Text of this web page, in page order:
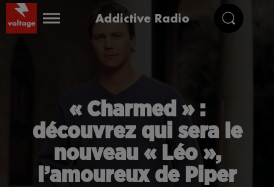
Addictive Radio
« Charmed » :
découvrez qui sera le
nouveau « Léo »,
l’amoureux de Piper